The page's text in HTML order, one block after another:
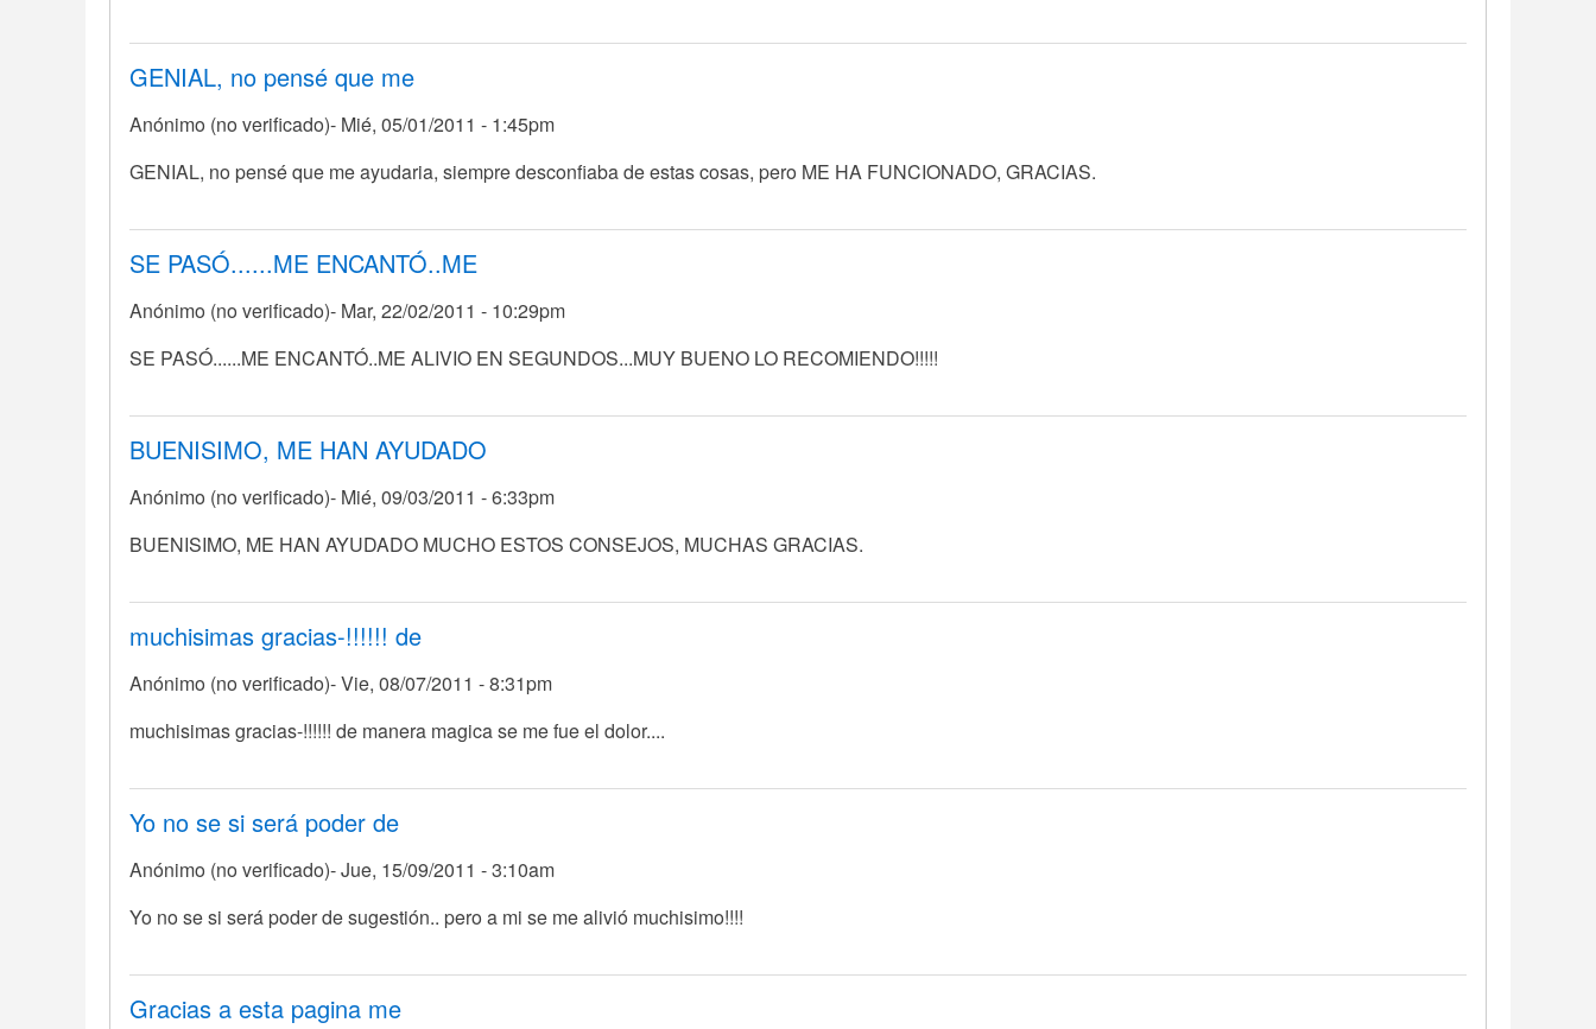
GENIAL, no pensé que me
Anónimo (no verificado) Mié, 05/01/2011 - 1:45pm
GENIAL, no pensé que me ayudaria, siempre desconfiaba de estas cosas, pero ME HA FUNCIONADO, GRACIAS.
SE PASÓ......ME ENCANTÓ..ME
Anónimo (no verificado) Mar, 22/02/2011 - 10:29pm
SE PASÓ......ME ENCANTÓ..ME ALIVIO EN SEGUNDOS...MUY BUENO LO RECOMIENDO!!!!!
BUENISIMO, ME HAN AYUDADO
Anónimo (no verificado) Mié, 09/03/2011 - 6:33pm
En
a
SE
ENCANTÓ..ME
Anónimo
BUENISIMO, ME HAN AYUDADO MUCHO ESTOS CONSEJOS, MUCHAS GRACIAS.
muchisimas gracias-!!!!!! de
Anónimo (no verificado) Vie, 08/07/2011 - 8:31pm
muchisimas gracias-!!!!!! de manera magica se me fue el dolor....
Yo no se si será poder de
Anónimo (no verificado) Jue, 15/09/2011 - 3:10am
Yo no se si será poder de sugestión.. pero a mi se me alivió muchisimo!!!!
Gracias a esta pagina me